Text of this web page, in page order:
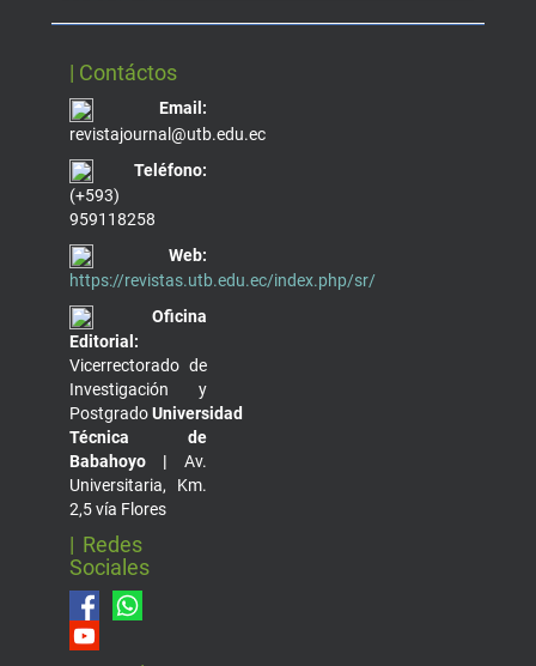
| Contáctos
Email:
revistajournal@utb.edu.ec
Teléfono:
(+593)
959118258
Web:
https://revistas.utb.edu.ec/index.php/sr/
Oficina
Editorial:
Vicerrectorado de
Investigación y
PostgradoUniversidad
Técnica de
Babahoyo | Av.
Universitaria, Km.
2,5 vía Flores
| Redes
Sociales